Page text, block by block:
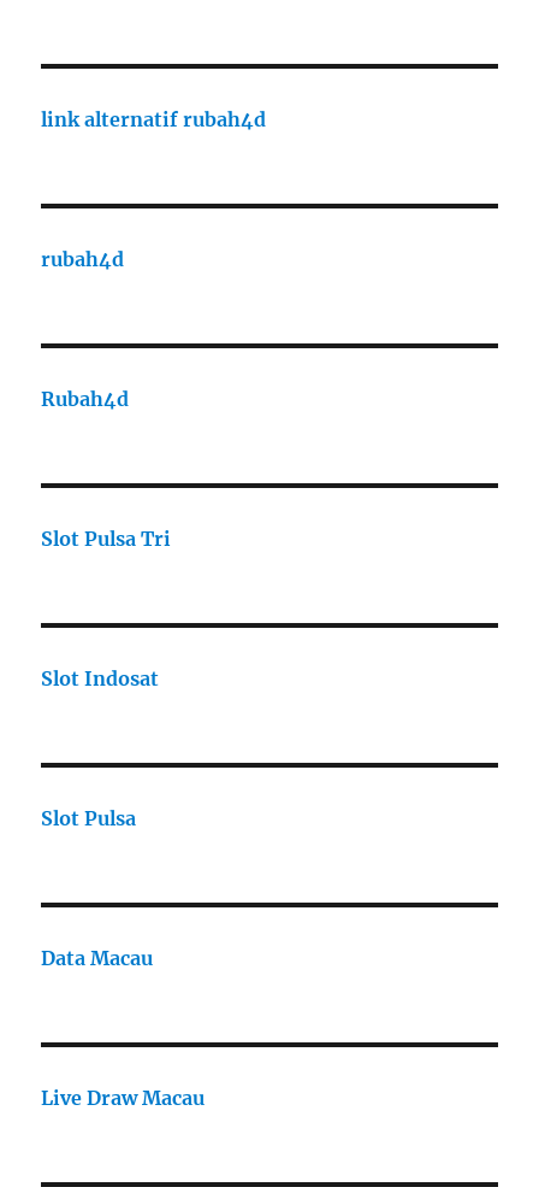
link alternatif rubah4d
rubah4d
Rubah4d
Slot Pulsa Tri
Slot Indosat
Slot Pulsa
Data Macau
Live Draw Macau